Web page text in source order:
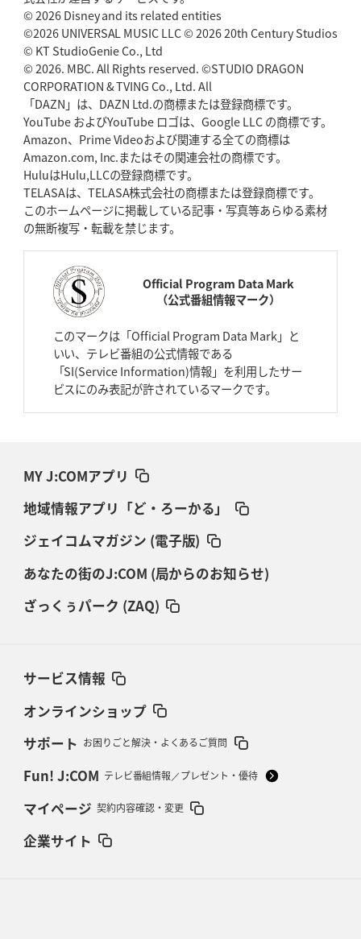
© 2026 Disney and its related entities
©2026 UNIVERSAL MUSIC LLC © 2026 20th Century Studios
© KT StudioGenie Co., Ltd
© 2026. MBC. All Rights reserved. ©STUDIO DRAGON
CORPORATION & TVING Co., Ltd. All
「DAZN」は、DAZN Ltd.の商標または登録商標です。
YouTube およびYouTube ロゴは、Google LLC の商標です。
Amazon、Prime Videoおよび関連する全ての商標は
Amazon.com, Inc.またはその関連会社の商標です。
HuluはHulu,LLCの登録商標です。
TELASAは、TELASA株式会社の商標または登録商標です。
このホームページに掲載している記事・写真等あらゆる素材
の無断複写・転載を禁じます。
Official Program Data Mark
（公式番組情報マーク）
このマークは「Official Program Data Mark」と
いい、テレビ番組の公式情報である
「SI(Service Information)情報」を利用したサー
ビスにのみ表記が許されているマークです。
MY J:COMアプリ
地域情報アプリ「ど・ろーかる」
ジェイコムマガジン (電子版)
あなたの街のJ:COM (局からのお知らせ)
ざっくぅパーク (ZAQ)
サービス情報
オンラインショップ
サポート お困りごと解決・よくあるご質問
Fun! J:COM テレビ番組情報／プレゼント・優待
マイページ 契約内容確認・変更
企業サイト